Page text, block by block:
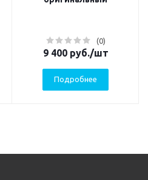
(0)
9 400руб./шт
Подробнее